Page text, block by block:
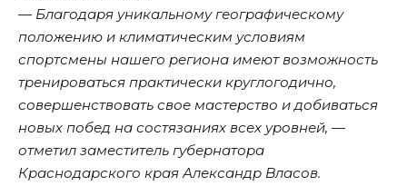
— Благодаря уникальному географическому
положению и климатическим условиям
спортсмены нашего региона имеют возможность
тренироваться практически круглогодично,
совершенствовать свое мастерство и добиваться
новых побед на состязаниях всех уровней, —
отметил заместитель губернатора
Краснодарского края Александр Власов.